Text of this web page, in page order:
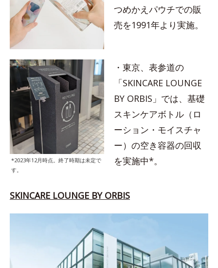
つめかえパウチでの販
売を1991年より実施。
*2023年12月時点。終了時期は未定で
す。
・東京、表参道の
「SKINCARE LOUNGE
BY ORBIS」では、基礎
スキンケアボトル（ロ
ーション・モイスチャ
ー）の空き容器の回収
を実施中*。
SKINCARE LOUNGE BY ORBIS